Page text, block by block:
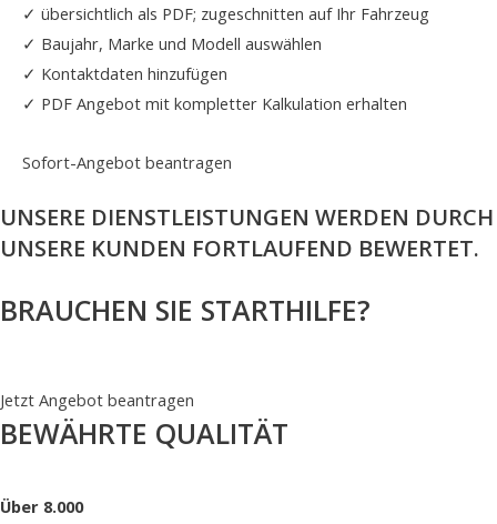
✓ übersichtlich als PDF; zugeschnitten auf Ihr Fahrzeug
✓ Baujahr, Marke und Modell auswählen
✓ Kontaktdaten hinzufügen
✓ PDF Angebot mit kompletter Kalkulation erhalten
Sofort-Angebot beantragen
UNSERE DIENSTLEISTUNGEN WERDEN DURCH
UNSERE KUNDEN FORTLAUFEND BEWERTET.
BRAUCHEN SIE STARTHILFE?
Jetzt Angebot beantragen
BEWÄHRTE QUALITÄT
Über 8.000